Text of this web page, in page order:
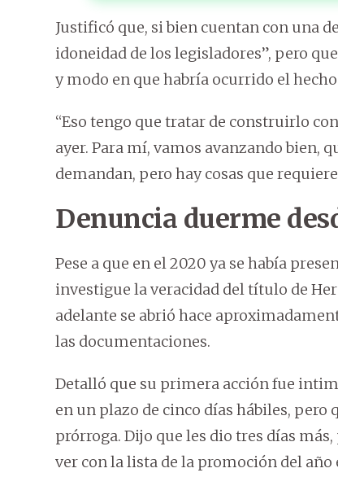
Justificó que, si bien cuentan con una
idoneidad de los legisladores”, pero
y modo en que habría ocurrido el
“Eso tengo que tratar de construirlo
ayer. Para mí, vamos avanzando bien,
demandan, pero hay cosas que
Denuncia duerme
Pese a que en el 2020 ya se había
investigue la veracidad del título de
adelante se abrió hace
las documentaciones.
Detalló que su primera acción fue
en un plazo de cinco días hábiles,
prórroga. Dijo que les dio tres días
ver con la lista de la promoción del